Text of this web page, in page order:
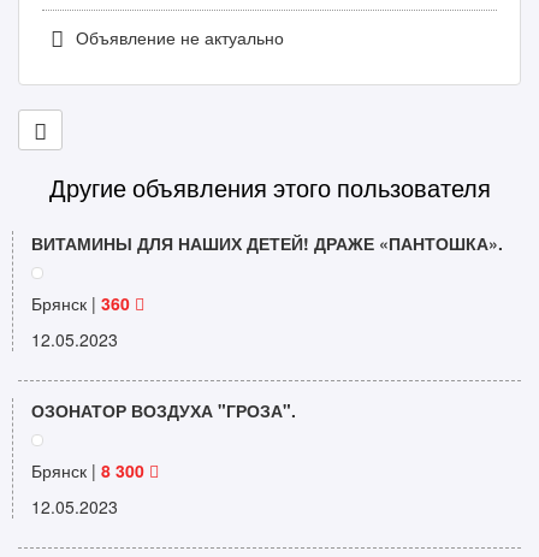
Объявление не актуально
Другие объявления этого пользователя
ВИТАМИНЫ ДЛЯ НАШИХ ДЕТЕЙ! ДРАЖЕ «ПАНТОШКА».
Брянск | 360
12.05.2023
ОЗОНАТОР ВОЗДУХА "ГРОЗА".
Брянск | 8 300
12.05.2023